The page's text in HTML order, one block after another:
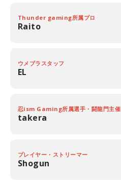
Thunder gaming所属プロ
Raito
ウメブラスタッフ
EL
忍ism Gaming所属選手・闘龍門主催
takera
プレイヤー・ストリーマー
Shogun